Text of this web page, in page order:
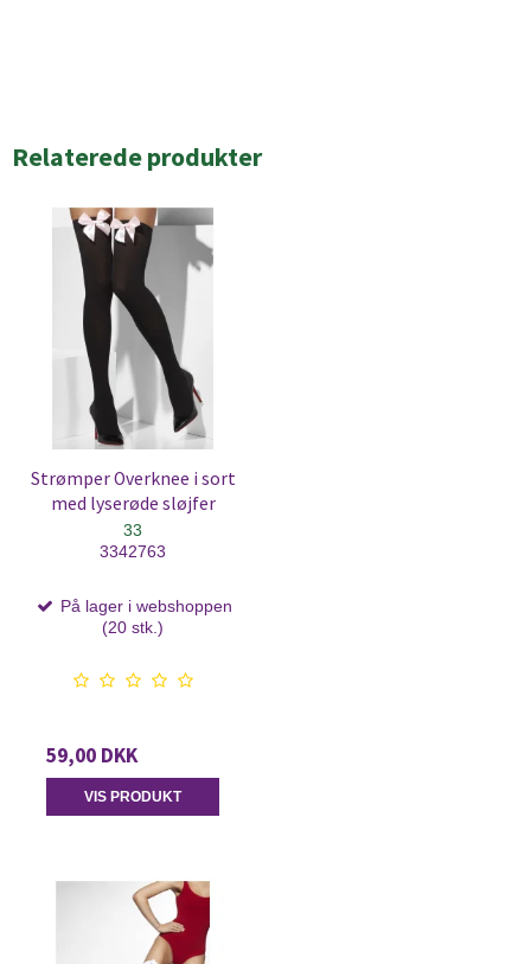
Relaterede produkter
Strømper Overknee i sort
med lyserøde sløjfer
33
3342763
På lager i webshoppen
(20 stk.)
59,00 DKK
VIS PRODUKT